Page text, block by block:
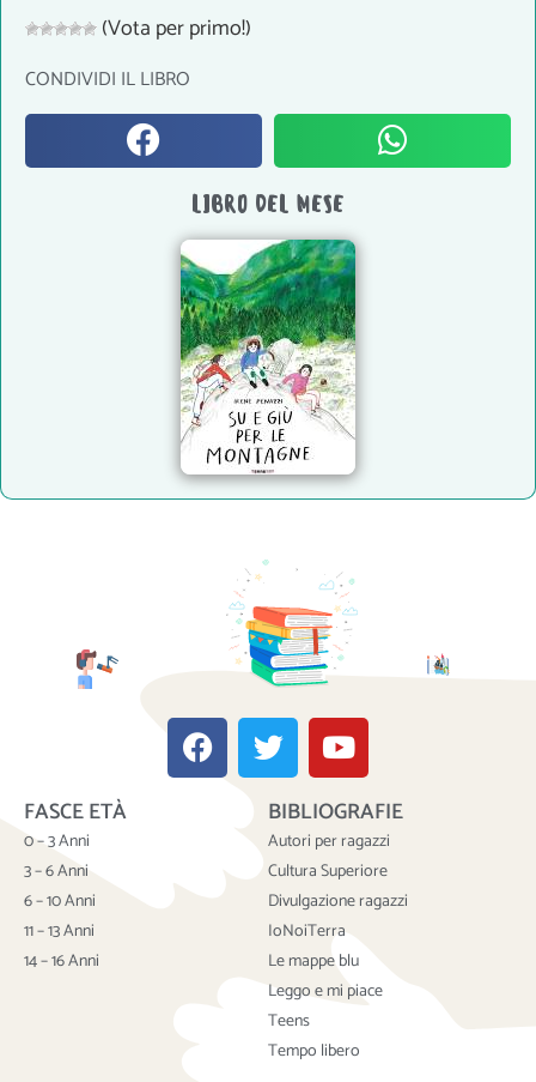
(Vota per primo!)
CONDIVIDI IL LIBRO
LIBRO DEL MESE
F
a
c
T
w
i
t
t
e
r
Y
o
u
t
u
b
e
FASCE ETÀ
0 – 3 Anni
3 – 6 Anni
6 – 10 Anni
11 – 13 Anni
14 – 16 Anni
BIBLIOGRAFIE
Autori per ragazzi
Cultura Superiore
Divulgazione ragazzi
IoNoiTerra
Le mappe blu
Leggo e mi piace
Teens
Tempo libero